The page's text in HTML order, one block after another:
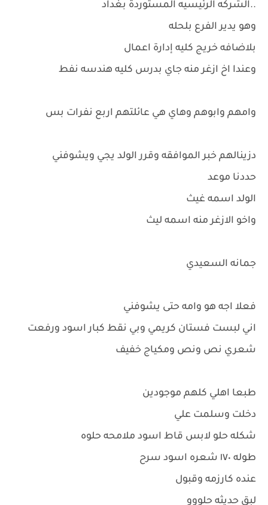
..الشركه الرئيسيه المستوردة بغداد
وهو يدير الفرع بلحله
بلاضافه خريج كليه إدارة اعمال
وعندا اخ ازغر منه جاي بدرس كليه هندسه نفط
وامهم وابوهم وهاي هي عائلتهم اربع نفرات بس
دزينالهم خبر الموافقه وقرر الولد يجي ويشوفني
حددنا موعد
الولد اسمه غيث
واخو الازغر منه اسمه ليث
جمانه السعيدي
فعلا اجه هو وامه حتى يشوفني
اني لبست فستان كريمي وبي نقط كبار اسود ورفعت
شعري نص ونص ومكياج خفيف
طبعا اهلي كلهم موجودين
دخلت وسلمت علي
شكله حلو لابس قاط اسود ملامحه حلوه
طوله ١٧٠ شعره اسود سرح
عنده كارزمه وقبول
لبق حديثه حلووو